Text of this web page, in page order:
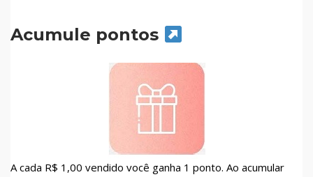
Acumule pontos
A cada R$ 1,00 vendido você ganha 1 ponto. Ao acumular